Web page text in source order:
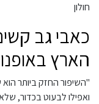
חולון
כאבי גב
הארץ
"השיפור החזק ביותר הוא
ואפילו לבעוט בכדור,